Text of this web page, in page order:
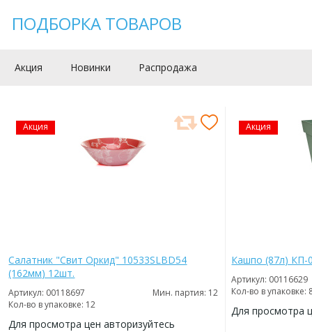
ПОДБОРКА ТОВАРОВ
Акция Новинки Распродажа
Акция
Салатник "Свит Оркид" 10533SLBD54
(162мм) 12шт.
Артикул: 00118697
Мин. партия: 12
Кол-во в упаковке: 12
Для просмотра цен авторизуйтесь
Акция
Кашпо (87л) КП-
Артикул: 00116629
Кол-во в упаковке:
Для просмотра